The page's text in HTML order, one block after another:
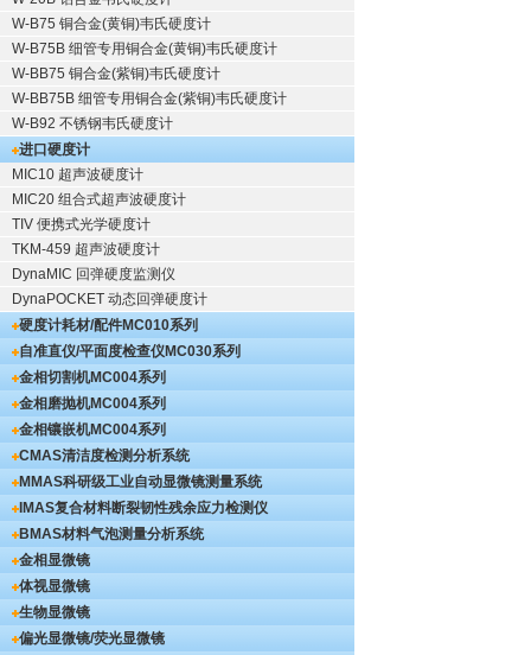
W-B75 铜合金(黄铜)韦氏硬度计
W-B75B 细管专用铜合金(黄铜)韦氏硬度计
W-BB75 铜合金(紫铜)韦氏硬度计
W-BB75B 细管专用铜合金(紫铜)韦氏硬度计
W-B92 不锈钢韦氏硬度计
进口硬度计
MIC10 超声波硬度计
MIC20 组合式超声波硬度计
TIV 便携式光学硬度计
TKM-459 超声波硬度计
DynaMIC 回弹硬度监测仪
DynaPOCKET 动态回弹硬度计
硬度计耗材/配件MC010系列
自准直仪/平面度检查仪MC030系列
金相切割机MC004系列
金相磨抛机MC004系列
金相镶嵌机MC004系列
CMAS清洁度检测分析系统
MMAS科研级工业自动显微镜测量系统
IMAS复合材料断裂韧性残余应力检测仪
BMAS材料气泡测量分析系统
金相显微镜
体视显微镜
生物显微镜
偏光显微镜/荧光显微镜